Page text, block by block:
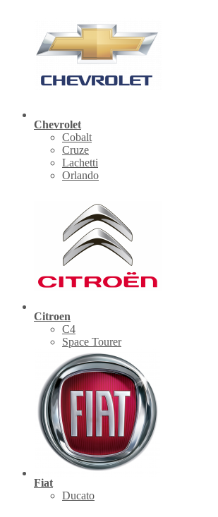
Chevrolet
Cobalt
Cruze
Lachetti
Orlando
Citroen
C4
Space Tourer
Fiat
Ducato